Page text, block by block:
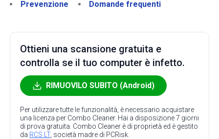
Prevenzione
Domande frequenti
Ottieni una scansione gratuita e
controlla se il tuo computer è infetto.
RIMUOVILO SUBITO (Android)
Per utilizzare tutte le funzionalità, è necessario acquistare
una licenza per Combo Cleaner. Hai a disposizione 7 giorni
di prova gratuita. Combo Cleaner è di proprietà ed è gestito
da RCS LT, società madre di PCRisk.